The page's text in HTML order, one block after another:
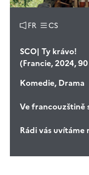
FR CS
SCO| Ty krávo!
(Francie, 2024,
Komedie, Drama
Ve francouzštině
Rádi vás uvítáme